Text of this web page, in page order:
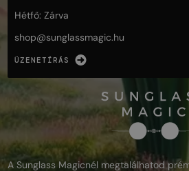
Hétfő: Zárva
shop@sunglassmagic.hu
ÜZENETÍRÁS
A Sunglass Magicnél megtalálhatod